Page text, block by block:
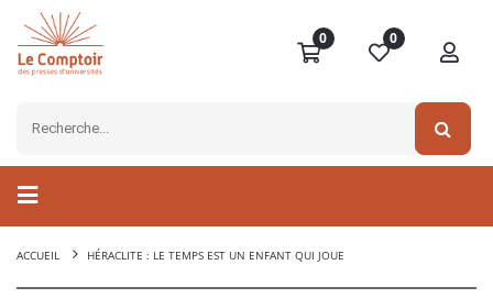
0 0
ACCUEIL HÉRACLITE : LE TEMPS EST UN ENFANT QUI JOUE